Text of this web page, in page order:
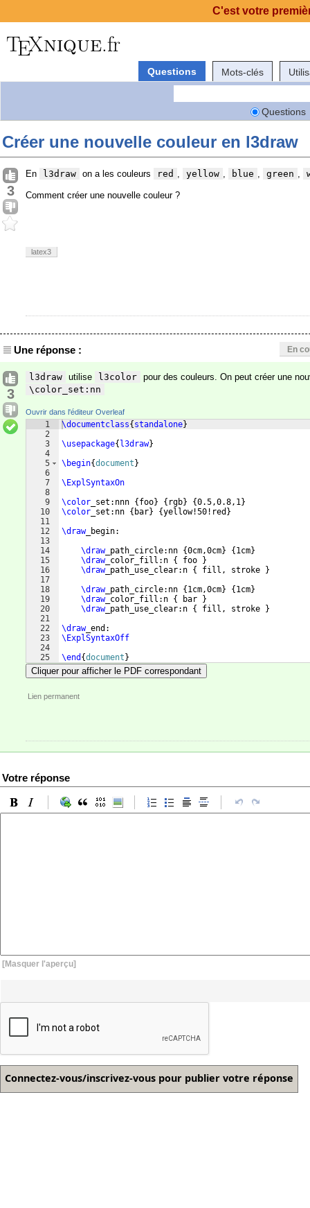
Questions Mots-clés
Questions
Créer une nouvelle couleur en l3draw
3
En l3draw on a les couleurs red , yellow , blue , green ,
Comment créer une nouvelle couleur ?
latex3
Une réponse : En
3
l3draw utilise l3color pour des couleurs. On peut créer une
\color_set:nn
Ouvrir dans l'éditeur Overleaf
1
2
3
4
5
6
7
8
9
10
11
12
13
14
15
16
17
18
19
20
21
22
23
24
25
\documentclass{ standalone}
\usepackage{ l3draw}
\begin{document }
\ExplSyntaxOn
\color _set:nnn { foo} { rgb} {0.5,0.8,1}
\color _set:nn { bar} {yellow!50!red }
\draw_begin:
\draw_path_circle:nn {0cm,0cm} { 1cm}
\draw_color_fill:n { foo
}
\draw_path_use_clear:n { fill, stroke
}
\draw_path_circle:nn { 1cm,0cm} { 1cm}
\draw_color_fill:n { bar
}
\draw_path_use_clear:n { fill, stroke
}
\draw_end:
\ExplSyntaxOff
\end {document }
Cliquer pour afficher le PDF correspondant
Lien permanent
Votre réponse
[Masquer l'aperçu]
C'est votre